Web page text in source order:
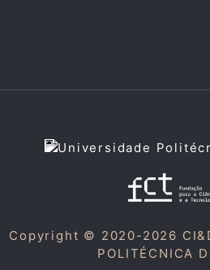
Copyright © 2020-2026
POLITÉCNICA